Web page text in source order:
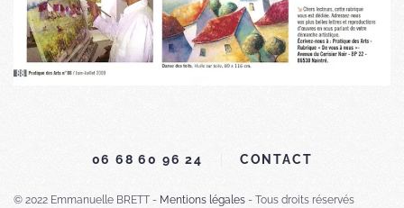
06 68 60 96 24 CONTACT
© 2022 Emmanuelle BRETT - Mentions légales - Tous droits réservés